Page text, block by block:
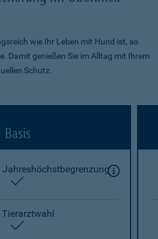
wie Ihr Leben mit Hund ist, so
Damit genießen Sie im Alltag mit Ihrem
Schutz.
Basis
Jahreshöchstbegrenzung